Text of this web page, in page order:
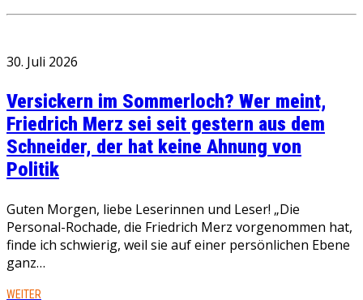
30. Juli 2026
Versickern im Sommerloch? Wer meint,
Friedrich Merz sei seit gestern aus dem
Schneider, der hat keine Ahnung von
Politik
Guten Morgen, liebe Leserinnen und Leser! „Die
Personal-Rochade, die Friedrich Merz vorgenommen hat,
finde ich schwierig, weil sie auf einer persönlichen Ebene
ganz…
WEITER